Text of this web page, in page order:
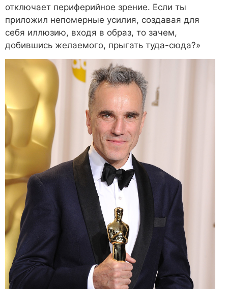
отключает периферийное зрение. Если ты
приложил непомерные усилия, создавая для
себя иллюзию, входя в образ, то зачем,
добившись желаемого, прыгать туда-сюда?»